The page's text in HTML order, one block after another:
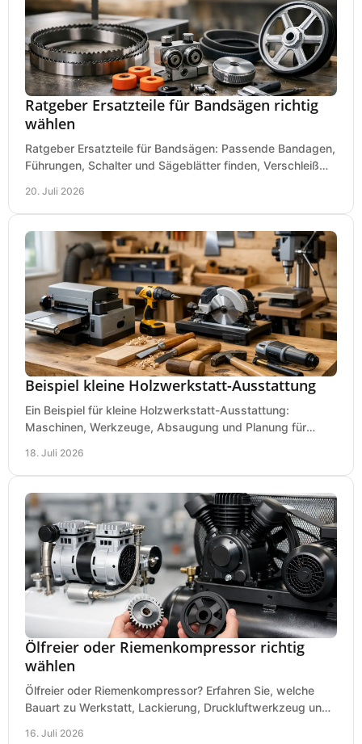
Ratgeber Ersatzteile für Bandsägen richtig
wählen
Ratgeber Ersatzteile für Bandsägen: Passende Bandagen,
Führungen, Schalter und Sägeblätter finden, Verschleiß
20. Juli 2026
Beispiel kleine Holzwerkstatt-Ausstattung
Ein Beispiel für kleine Holzwerkstatt-Ausstattung:
Maschinen, Werkzeuge, Absaugung und Planung für
18. Juli 2026
Ölfreier oder Riemenkompressor richtig
wählen
Ölfreier oder Riemenkompressor? Erfahren Sie, welche
Bauart zu Werkstatt, Lackierung, Druckluftwerkzeug und
16. Juli 2026